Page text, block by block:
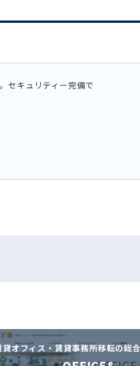
セキュリティー完備で
貸オフィス・賃貸事務所移転の総